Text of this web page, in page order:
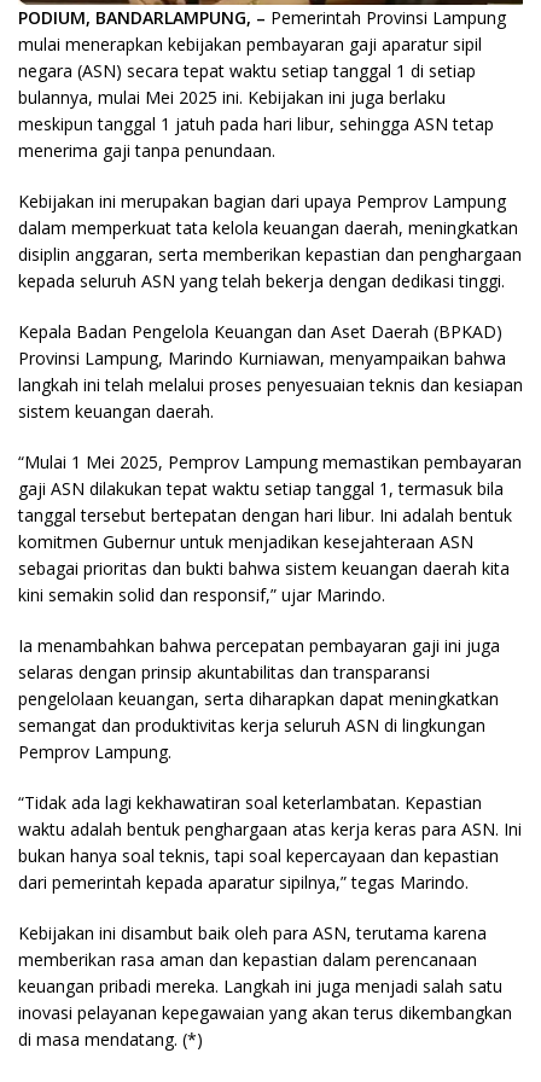
PODIUM, BANDARLAMPUNG, – Pemerintah Provinsi Lampung
mulai menerapkan kebijakan pembayaran gaji aparatur sipil
negara (ASN) secara tepat waktu setiap tanggal 1 di setiap
bulannya, mulai Mei 2025 ini. Kebijakan ini juga berlaku
meskipun tanggal 1 jatuh pada hari libur, sehingga ASN tetap
menerima gaji tanpa penundaan.
Kebijakan ini merupakan bagian dari upaya Pemprov Lampung
dalam memperkuat tata kelola keuangan daerah, meningkatkan
disiplin anggaran, serta memberikan kepastian dan penghargaan
kepada seluruh ASN yang telah bekerja dengan dedikasi tinggi.
Kepala Badan Pengelola Keuangan dan Aset Daerah (BPKAD)
Provinsi Lampung, Marindo Kurniawan, menyampaikan bahwa
langkah ini telah melalui proses penyesuaian teknis dan kesiapan
sistem keuangan daerah.
“Mulai 1 Mei 2025, Pemprov Lampung memastikan pembayaran
gaji ASN dilakukan tepat waktu setiap tanggal 1, termasuk bila
tanggal tersebut bertepatan dengan hari libur. Ini adalah bentuk
komitmen Gubernur untuk menjadikan kesejahteraan ASN
sebagai prioritas dan bukti bahwa sistem keuangan daerah kita
kini semakin solid dan responsif,” ujar Marindo.
Ia menambahkan bahwa percepatan pembayaran gaji ini juga
selaras dengan prinsip akuntabilitas dan transparansi
pengelolaan keuangan, serta diharapkan dapat meningkatkan
semangat dan produktivitas kerja seluruh ASN di lingkungan
Pemprov Lampung.
“Tidak ada lagi kekhawatiran soal keterlambatan. Kepastian
waktu adalah bentuk penghargaan atas kerja keras para ASN. Ini
bukan hanya soal teknis, tapi soal kepercayaan dan kepastian
dari pemerintah kepada aparatur sipilnya,” tegas Marindo.
Kebijakan ini disambut baik oleh para ASN, terutama karena
memberikan rasa aman dan kepastian dalam perencanaan
keuangan pribadi mereka. Langkah ini juga menjadi salah satu
inovasi pelayanan kepegawaian yang akan terus dikembangkan
di masa mendatang. (*)